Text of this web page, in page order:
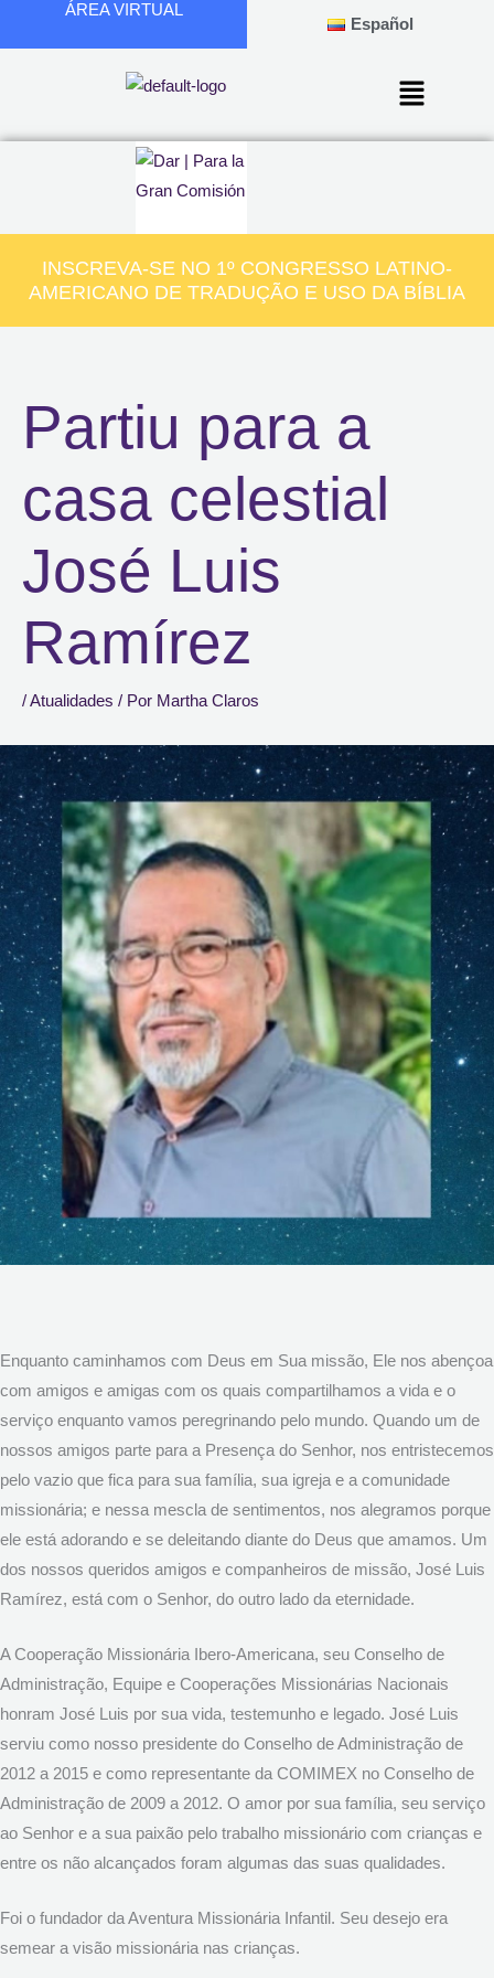
ÁREA VIRTUAL
Español
INSCREVA-SE NO 1º CONGRESSO LATINO-
AMERICANO DE TRADUÇÃO E USO DA BÍBLIA
Partiu para a
casa celestial
José Luis
Ramírez
/Atualidades / Por Martha Claros
Enquanto caminhamos com Deus em Sua missão, Ele nos abençoa
com amigos e amigas com os quais compartilhamos a vida e o
serviço enquanto vamos peregrinando pelo mundo. Quando um de
nossos amigos parte para a Presença do Senhor, nos entristecemos
pelo vazio que fica para sua família, sua igreja e a comunidade
missionária; e nessa mescla de sentimentos, nos alegramos porque
ele está adorando e se deleitando diante do Deus que amamos. Um
dos nossos queridos amigos e companheiros de missão, José Luis
Ramírez, está com o Senhor, do outro lado da eternidade.
A Cooperação Missionária Ibero-Americana, seu Conselho de
Administração, Equipe e Cooperações Missionárias Nacionais
honram José Luis por sua vida, testemunho e legado. José Luis
serviu como nosso presidente do Conselho de Administração de
2012 a 2015 e como representante da COMIMEX no Conselho de
Administração de 2009 a 2012. O amor por sua família, seu serviço
ao Senhor e a sua paixão pelo trabalho missionário com crianças e
entre os não alcançados foram algumas das suas qualidades.
Foi o fundador da Aventura Missionária Infantil. Seu desejo era
semear a visão missionária nas crianças.